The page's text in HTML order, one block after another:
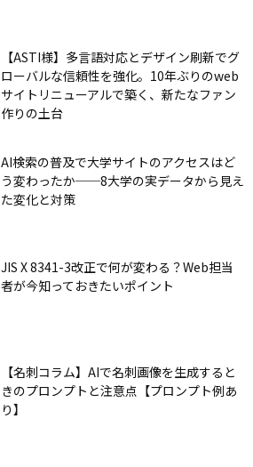
【ASTI様】多言語対応とデザイン刷新でグ
ローバルな信頼性を強化。10年ぶりのweb
サイトリニューアルで築く、新たなファン
作りの土台
AI検索の普及で大学サイトのアクセスはど
う変わったか──8大学の実データから見え
た変化と対策
JIS X 8341-3改正で何が変わる？Web担当
者が今知っておきたいポイント
【名刺コラム】AIで名刺画像を生成すると
きのプロンプトと注意点【プロンプト例あ
り】